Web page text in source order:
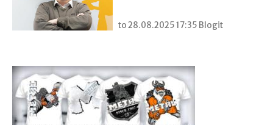
to 28.08.2025 17:35 Blogit